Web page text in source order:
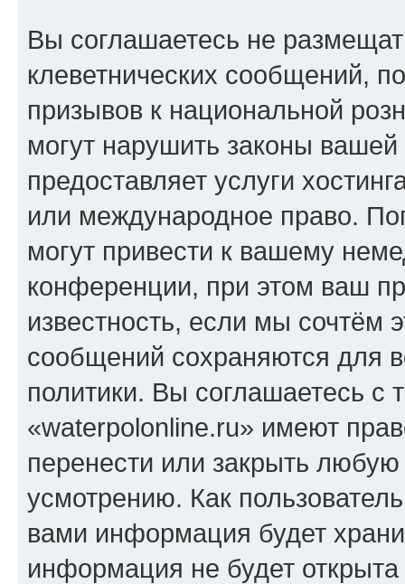
Вы соглашаетесь не
клеветнических сообщений,
призывов к национальной
могут нарушить законы
предоставляет услуги
или международное право.
могут привести к вашему
конференции, при этом ваш
известность, если мы сочтём
сообщений сохраняются для
политики. Вы соглашаетесь
«waterpolonline.ru» имеют
перенести или закрыть
усмотрению. Как
вами информация будет
информация не будет